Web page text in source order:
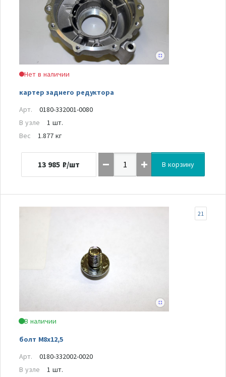
Нет в наличии
картер заднего редуктора
Арт.
0180-332001-0080
В узле
1 шт.
Вес
1.877 кг
13 985 ₽/шт В корзину
В наличии
болт М8х12,5
21
Арт.
0180-332002-0020
В узле
1 шт.